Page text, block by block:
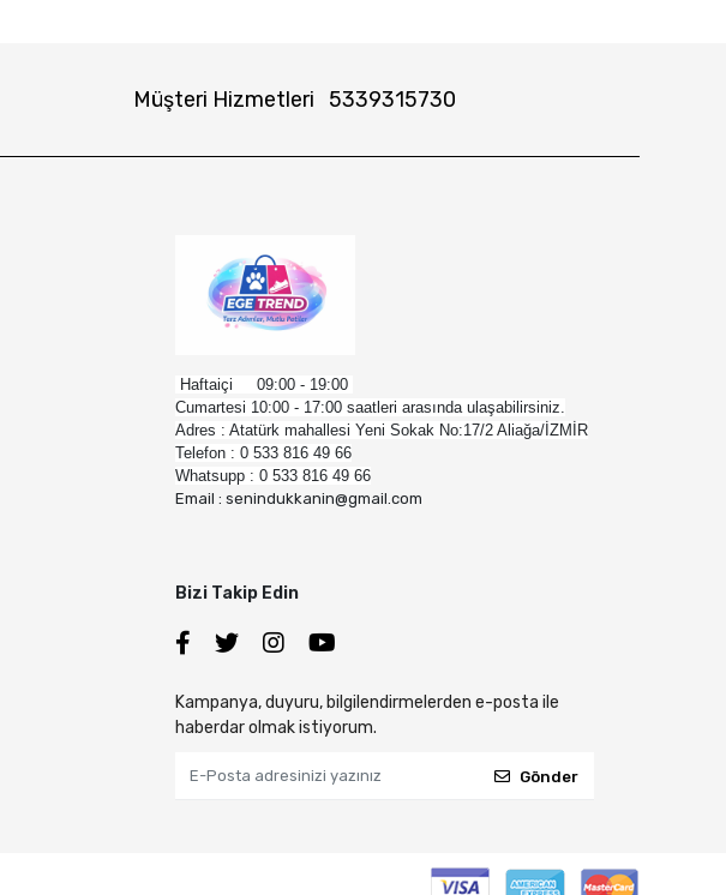
Müşteri Hizmetleri 5339315730
Haftaiçi 09:00 - 19:00
Cumartesi 10:00 - 17:00 saatleri arasında ulaşabilirsiniz.
Adres : Atatürk mahallesi Yeni Sokak No:17/2 Aliağa/İZMİR
Telefon : 0 533 816 49 66
Whatsupp : 0 533 816 49 66
Email : senindukkanin@gmail.com
Bizi Takip Edin
Kampanya, duyuru, bilgilendirmelerden e-posta ile
haberdar olmak istiyorum.
Gönder